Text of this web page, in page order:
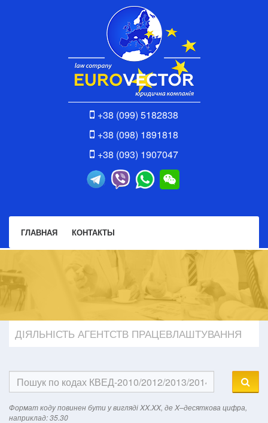
+38 (099) 5182838
+38 (098) 1891818
+38 (093) 1907047
ГЛАВНАЯ КОНТАКТЫ
ДІЯЛЬНІСТЬ АГЕНТСТВ ПРАЦЕВЛАШТУВАННЯ
Формат кодy повинен бути у вигляді XX.XX, де X–десяткова цифра,
наприклад: 35.30